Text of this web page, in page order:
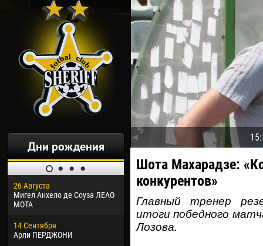
Дни рождения
26 Августа
Мигел Анхело де Соуза ЛЕАО
МОТА
14 Сентября
Арли ПЕРДЖОНИ
30 Января
Дорасо Морео КЛАС
24 Февраля
Владислав КОСТИН
13
Шота Махарадзе:
конкурентов»
Главный тренер
итоги победного
Лозова.